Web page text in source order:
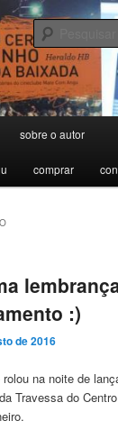
da
sobre o autor
comprar
:)
de 2016
na noite de
Travessa do